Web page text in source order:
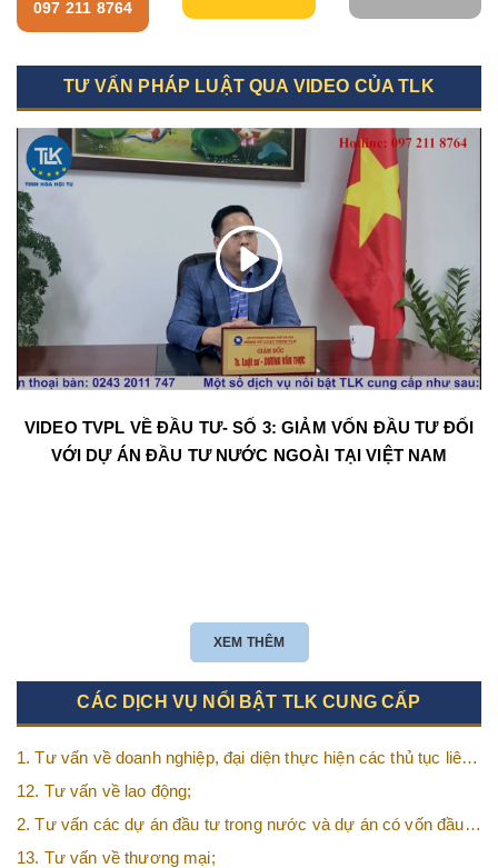
097 211 8764
TƯ VẤN PHÁP LUẬT QUA VIDEO CỦA TLK
VIDEO TVPL VỀ ĐẦU TƯ- SỐ 3: GIẢM VỐN ĐẦU TƯ ĐỐI
VỚI DỰ ÁN ĐẦU TƯ NƯỚC NGOÀI TẠI VIỆT NAM
XEM THÊM
CÁC DỊCH VỤ NỔI BẬT TLK CUNG CẤP
1. Tư vấn về doanh nghiệp, đại diện thực hiện các thủ tục liên
quan tới doanh nghiệp;
12. Tư vấn về lao động;
2. Tư vấn các dự án đầu tư trong nước và dự án có vốn đầu
tư nước ngoài (FDI);
13. Tư vấn về thương mại;